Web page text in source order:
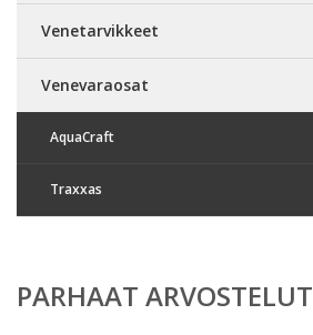
Venetarvikkeet
Venevaraosat
AquaCraft
Traxxas
PARHAAT ARVOSTELUT